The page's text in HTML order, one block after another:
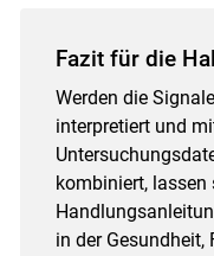
Fazit für die
Werden die
interpretiert und
kombiniert, lassen
in der Gesundheit,